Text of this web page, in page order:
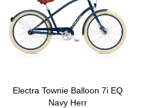
Electra Townie Balloon 7i EQ
Navy Herr